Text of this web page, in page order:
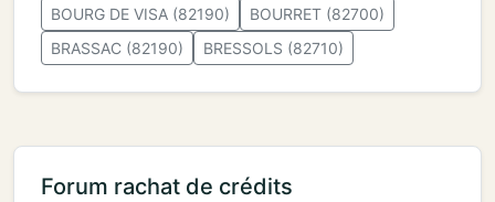
BOURG DE VISA (82190)
BOURRET (82700)
BRASSAC (82190)
BRESSOLS (82710)
Forum rachat de crédits